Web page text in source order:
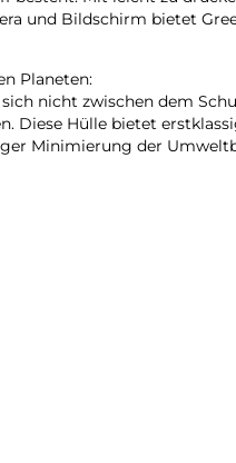
und Bildschirm bietet
Planeten:
nicht zwischen dem
Diese Hülle bietet
Minimierung der